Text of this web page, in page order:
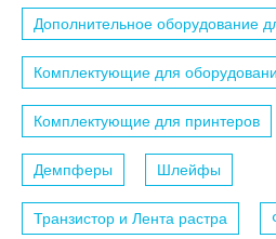
Дополнительное оборудование
Комплектующие для
Комплектующие для принтеров
Демпферы Шлейфы
Транзистор и Лента растра